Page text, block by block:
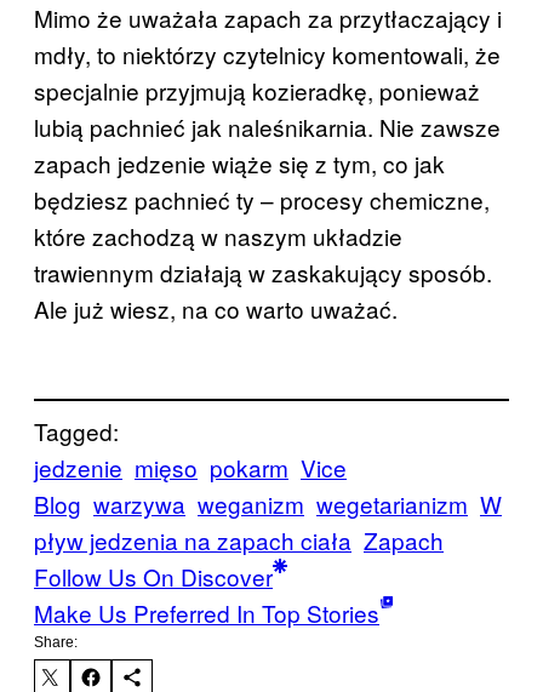
Mimo że uważała zapach za przytłaczający i
mdły, to niektórzy czytelnicy komentowali, że
specjalnie przyjmują kozieradkę, ponieważ
lubią pachnieć jak naleśnikarnia. Nie zawsze
zapach jedzenie wiąże się z tym, co jak
będziesz pachnieć ty – procesy chemiczne,
które zachodzą w naszym układzie
trawiennym działają w zaskakujący sposób.
Ale już wiesz, na co warto uważać.
Tagged:
jedzenie mięso pokarm Vice
Blog warzywa weganizm wegetarianizm W
pływ jedzenia na zapach ciała Zapach
Follow Us On Discover
Make Us Preferred In Top Stories
Share: